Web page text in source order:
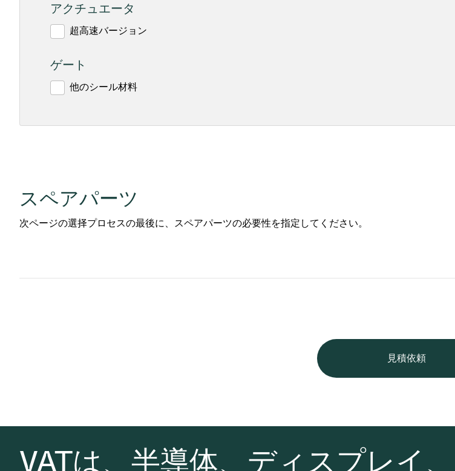
アクチュエータ
超高速バージョン
ゲート
他のシール材料
スペアパーツ
次ページの選择プロセスの最後に、スペアパーツの必要性を指定してください。
見積依頼
VATは、半導体、ディスプレイ